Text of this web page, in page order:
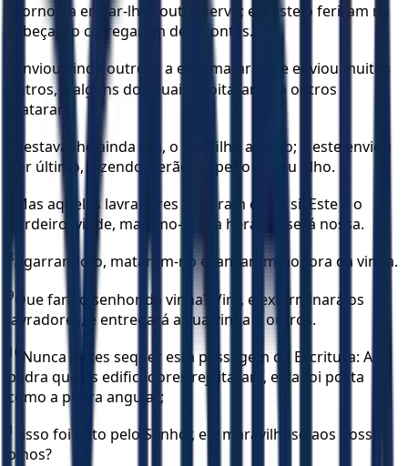
Tornou a enviar-lhes outro servo; e a este o feriram na
cabeça e o carregaram de afrontas.
Enviou ainda outro, e a este mataram; e enviou muitos
outros, a alguns dos quais açoitaram e a outros
mataram.
Restava-lhe ainda um, o seu filho amado; a este enviou
por último, dizendo: Terão respeito a meu filho.
Mas aqueles lavradores disseram entre si: Este é o
herdeiro; vinde, matemo-lo, e a herança será nossa.
8Agarrando-o, mataram-no e lançaram-no fora da vinha.
9Que fará o senhor da vinha? Virá, e exterminará os
lavradores, e entregará a sua vinha a outros.
10 Nunca lestes sequer esta passagem da Escritura: A
pedra que os edificadores rejeitaram, esta foi posta
como a pedra angular;
11
isso foi feito pelo Senhor, e é maravilhoso aos nossos
olhos?